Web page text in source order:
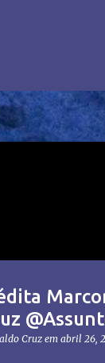
Cruz em abril 26,